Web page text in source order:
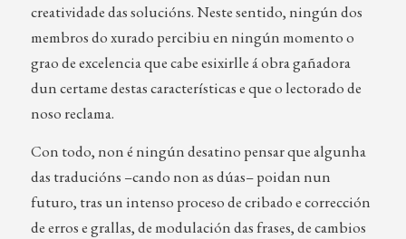
creatividade das solucións. Neste sentido, ningún dos
membros do xurado percibiu en ningún momento o
grao de excelencia que cabe esixirlle á obra gañadora
dun certame destas características e que o lectorado de
noso reclama.
Con todo, non é ningún desatino pensar que algunha
das traducións –cando non as dúas– poidan nun
futuro, tras un intenso proceso de cribado e corrección
de erros e grallas, de modulación das frases, de cambios